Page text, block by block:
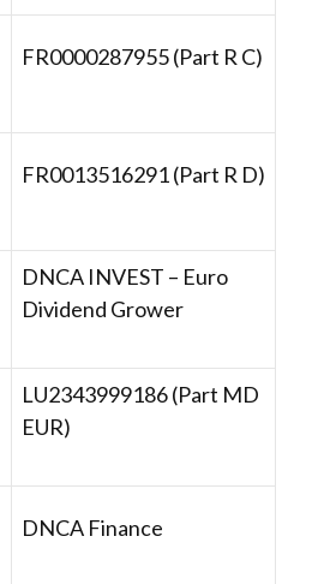
FR0000287955 (Part R C)
FR0013516291 (Part R D)
DNCA INVEST – Euro
Dividend Grower
LU2343999186 (Part MD
EUR)
DNCA Finance